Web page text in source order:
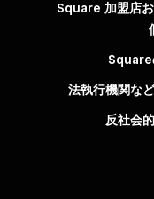
Square 加盟店
Square
法執行機関な
反社会